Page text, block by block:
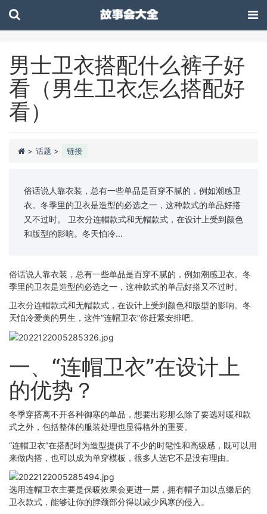
男士卫衣搭配什么裤子好
看（男生卫衣怎么搭配好
看）
> 话题 > 链接
俗话说人靠衣装，总有一些单品是百穿不腻的，例如潮感卫
衣。冬季里的卫衣是造型的必选之一，这种款式的单品好搭
又不过时。 卫衣分连帽款式和无帽款式，在设计上受到颜色
和版型的影响。冬天怕冷...
俗话说人靠衣装，总有一些单品是百穿不腻的，例如潮感卫衣。冬
季里的卫衣是造型的必选之一，这种款式的单品好搭又不过时。
卫衣分连帽款式和无帽款式，在设计上受到颜色和版型的影响。冬
天怕冷爱美的男生，这件“连帽卫衣”你赶紧安排吧。
一、“连帽卫衣”在设计上
的优势？
冬季穿搭离不开各种御寒的单品，想要出彩那么除了要选对暖和款
式之外，包括整体的服装处理也显得格外的重要。
“连帽卫衣”在搭配时为造型提供了不少的时髦性和高级感，既可以用
来做内搭，也可以成为单穿模板，很多人选它不是没有理由。
选用连帽卫衣主要是保暖效果会更进一层，拥有帽子加以点缀后的
卫衣款式，能够让你的脖颈部分得以减少风寒的侵入。